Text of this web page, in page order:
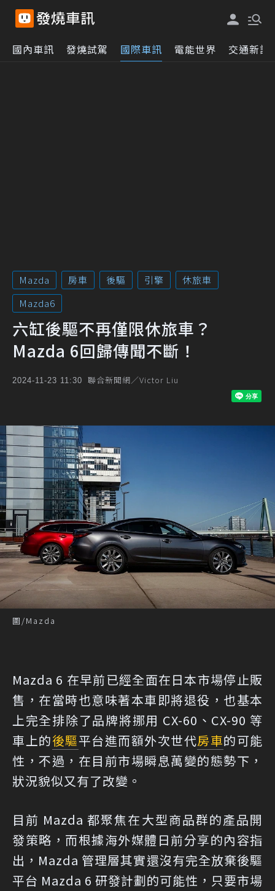
國內車訊 發燒試駕 國際車訊 電能世界 交通新訊
Mazda 房車 後驅 引擎
休旅車
Mazda6
六缸後驅不再僅限休旅車？
Mazda 6回歸傳聞不斷！
2024-11-23 11:30 聯合新聞網／Victor Liu
圖/Mazda
Mazda 6 在早前已經全面在日本市場停止販
售，在當時也意味著本車即將退役，也基本
上完全排除了品牌將挪用 CX-60、CX-90 等
車上的後驅平台進而額外次世代房車的可能
性，不過，在目前市場瞬息萬變的態勢下，
狀況貌似又有了改變。
目前 Mazda 都聚焦在大型商品群的產品開
發策略，而根據海外媒體日前分享的內容指
出，Mazda 管理層其實還沒有完全放棄後驅
平台 Mazda 6 研發計劃的可能性，只要市場